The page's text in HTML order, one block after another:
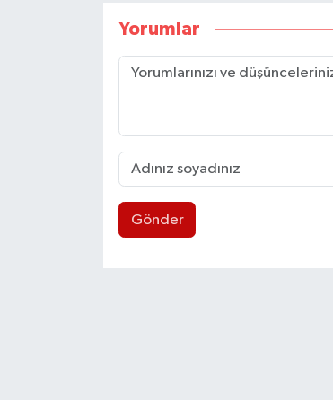
Yorumlar
Gönder